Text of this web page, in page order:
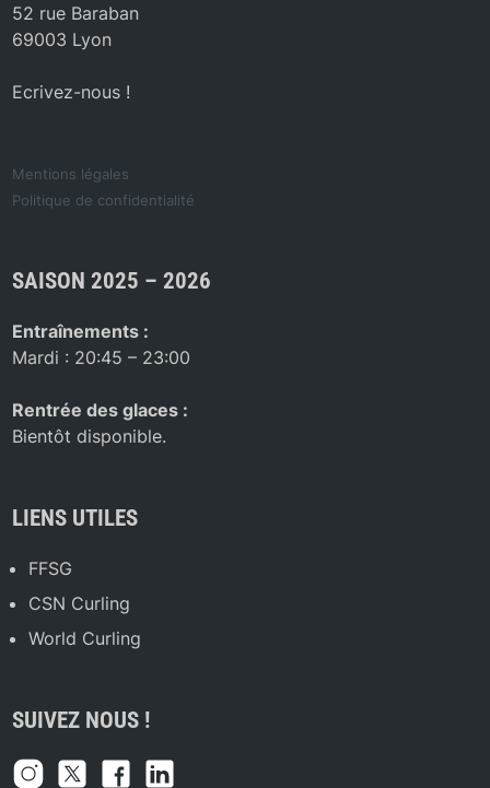
52 rue Baraban
69003 Lyon
Ecrivez-nous !
Mentions légales
Politique de confidentialité
SAISON 2025 – 2026
Entraînements :
Mardi : 20:45 – 23:00
Rentrée des glaces :
Bientôt disponible.
LIENS UTILES
FFSG
CSN Curling
World Curling
SUIVEZ NOUS !